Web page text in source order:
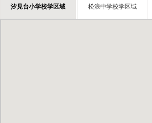
汐見台小学校学区域 松浪中学校学区域